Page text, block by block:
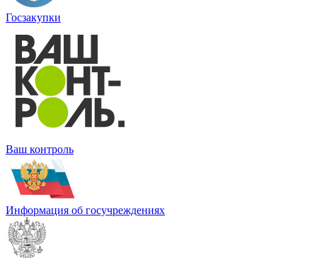
Госзакупки
Ваш контроль
Информация об госучреждениях